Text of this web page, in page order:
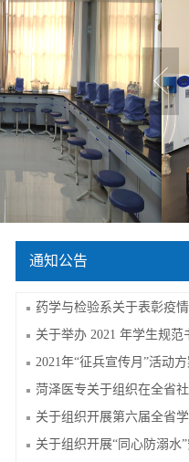
通知公告
2021年“征兵宣传月”活动